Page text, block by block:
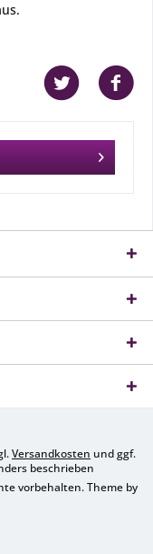
Versandkosten und ggf.
beschrieben
vorbehalten. Theme by